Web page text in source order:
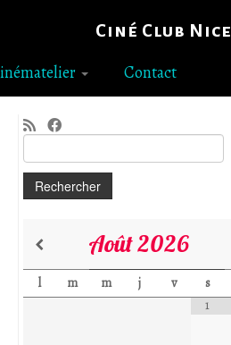
Ciné Club Nice
Contact
Rechercher :
Août2026
l m m j v s
1